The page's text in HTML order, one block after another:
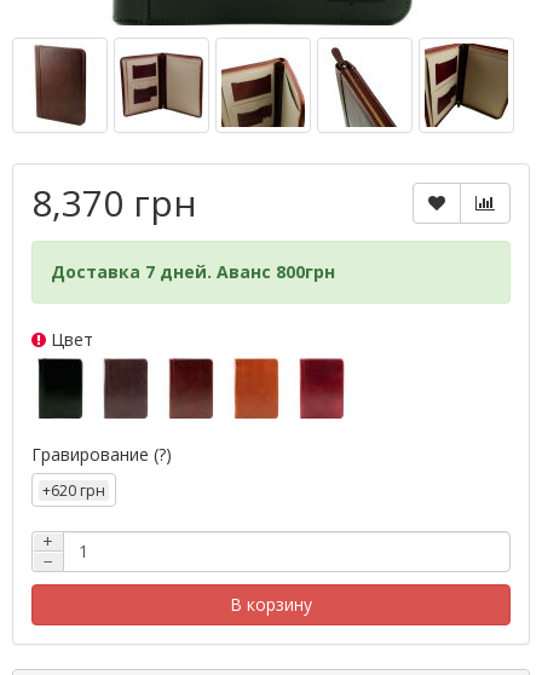
8,370 грн
Доставка 7 дней. Аванс 800грн
Цвет
Гравирование (?)
+620 грн
+
−
В корзину